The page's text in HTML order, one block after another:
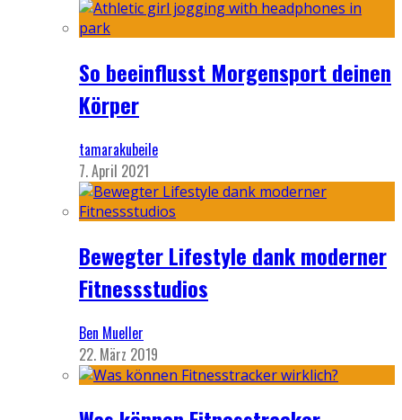
So beeinflusst Morgensport deinen
Körper
tamarakubeile
7. April 2021
Bewegter Lifestyle dank moderner
Fitnessstudios
Ben Mueller
22. März 2019